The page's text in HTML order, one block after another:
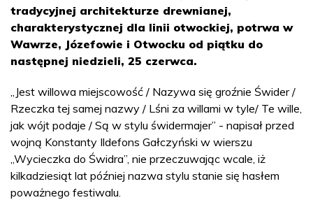
tradycyjnej architekturze drewnianej,
charakterystycznej dla linii otwockiej, potrwa w
Wawrze, Józefowie i Otwocku od piątku do
następnej niedzieli, 25 czerwca.
„Jest willowa miejscowość / Nazywa się groźnie Świder /
Rzeczka tej samej nazwy / Lśni za willami w tyle/ Te wille,
jak wójt podaje / Są w stylu świdermajer” - napisał przed
wojną Konstanty Ildefons Gałczyński w wierszu
„Wycieczka do Świdra”, nie przeczuwając wcale, iż
kilkadziesiąt lat później nazwa stylu stanie się hasłem
poważnego festiwalu.